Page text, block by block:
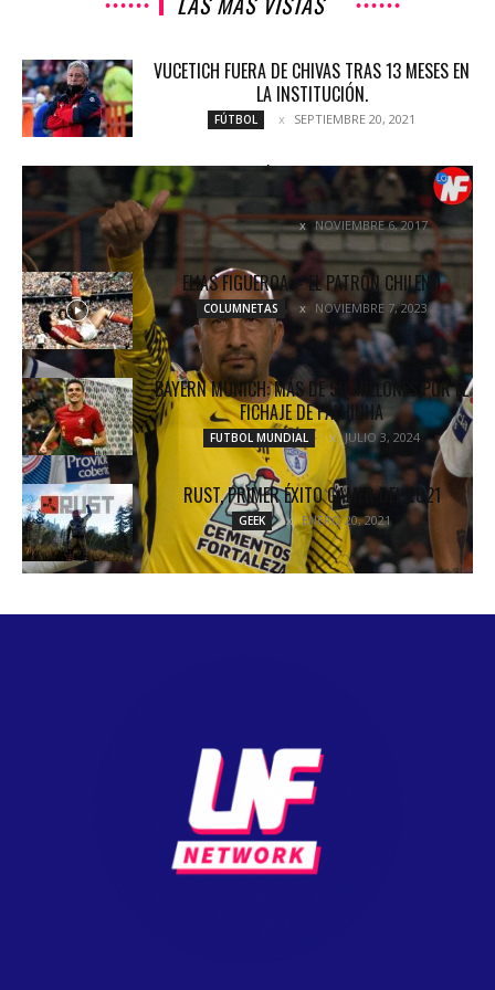
VUCETICH FUERA DE CHIVAS TRAS 13 MESES EN
LA INSTITUCIÓN.
FÚTBOL SEPTIEMBRE 20, 2021
AMARGO ADIÓS: PACHUCA SE QUEDA SIN
LIGUILLA
COLUMNETAS NOVIEMBRE 6, 2017
ELIAS FIGUEROA – EL PATRÓN CHILENO
COLUMNETAS NOVIEMBRE 7, 2023
BAYERN MÚNICH: MÁS DE 50 MILLONES POR EL
FICHAJE DE PALHINHA
FUTBOL MUNDIAL JULIO 3, 2024
RUST, PRIMER ÉXITO GAMER DEL 2021
GEEK ENERO 20, 2021